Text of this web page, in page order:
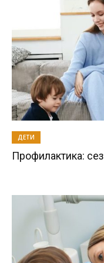
ДЕТИ
Профилактика: